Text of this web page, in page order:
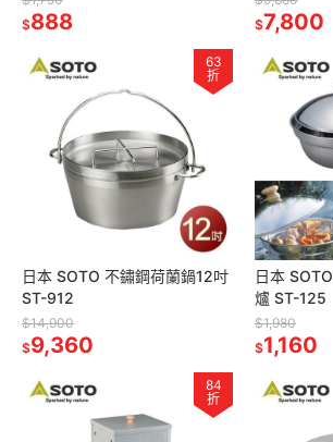
$888
$7,800
63
折
日本 SOTO 不鏽鋼荷蘭鍋12吋
ST-912
$14,900
$9,360
日本 SOTO 家用不鏽鋼煙燻烤
爐 ST-125
$1,980
$1,160
84
折